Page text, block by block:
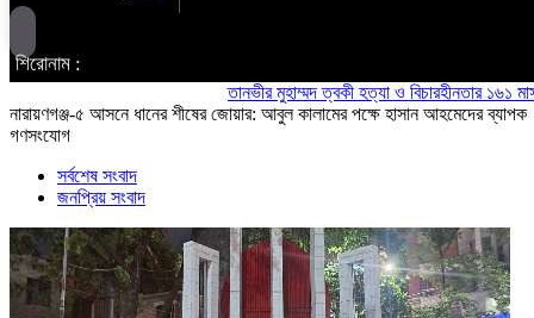
শিরোনাম :
তানভীর মুহাম্মদ ত্বকী হত্যা ও বিচারহীনতার ১৬১ মাস
নারায়ণগঞ্জ-৫ আসনে ধানের শীষের জোয়ার: আবুল কালামের পক্ষে হাসান আহমেদের ব্যাপক
গণসংযোগ
সর্বশেষ সংবাদ
জনপ্রিয় সংবাদ